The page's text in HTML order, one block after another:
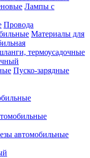
Лампы с
Провода
Материалы для
термоусадочные
Пуско-зарядные
автомобильные